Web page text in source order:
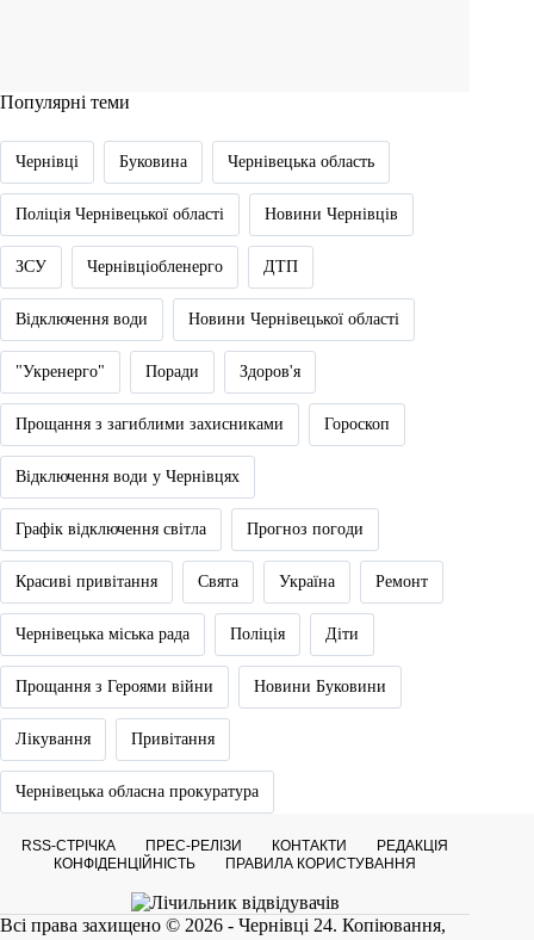
Популярні теми
Чернівці Буковина Чернівецька область
Поліція Чернівецької області Новини Чернівців
ЗСУ Чернівціобленерго ДТП
Відключення води Новини Чернівецької області
"Укренерго" Поради Здоров'я
Прощання з загиблими захисниками Гороскоп
Відключення води у Чернівцях
Графік відключення світла Прогноз погоди
Красиві привітання Свята Україна Ремонт
Чернівецька міська рада Поліція Діти
Прощання з Героями війни Новини Буковини
Лікування Привітання
Чернівецька обласна прокуратура
RSS-СТРІЧКА ПРЕС-РЕЛІЗИ КОНТАКТИ
РЕДАКЦІЯ
КОНФІДЕНЦІЙНІСТЬ
ПРАВИЛА КОРИСТУВАННЯ
Всі права захищено © 2026 - Чернівці 24. Копіювання,